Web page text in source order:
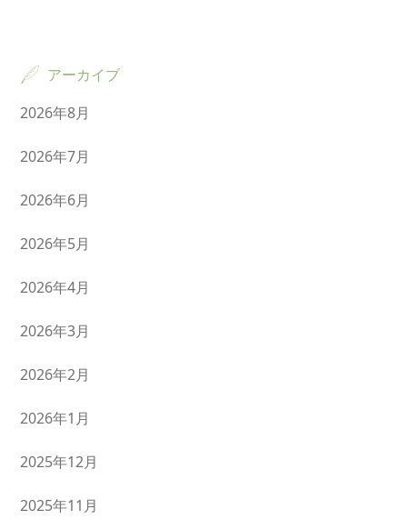
アーカイブ
2026年8月
2026年7月
2026年6月
2026年5月
2026年4月
2026年3月
2026年2月
2026年1月
2025年12月
2025年11月